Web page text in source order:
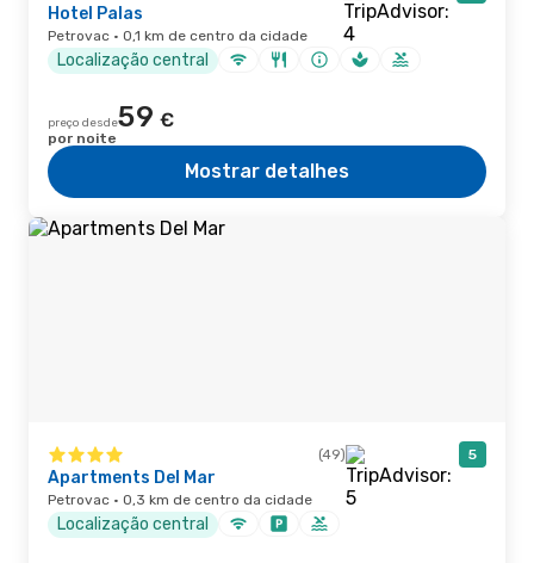
Hotel Palas
Petrovac · 0,1 km de centro da cidade
Localização central
preço desde59 €
por noite
Mostrar detalhes
(49) 5
Apartments Del Mar
Petrovac · 0,3 km de centro da cidade
Localização central